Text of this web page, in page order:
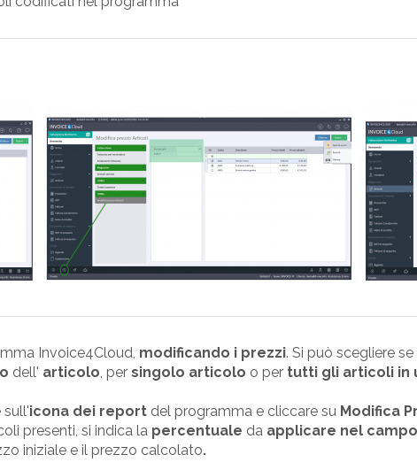
Invoice4Cloud, modificando i prezzi. Si può scegliere
dell' articolo , per singolo articolo o per tutti gli articoli in
sull'icona dei report del programma e cliccare su Modifica
presenti, si indica la percentuale da applicare nel
iniziale e il prezzo calcolato.